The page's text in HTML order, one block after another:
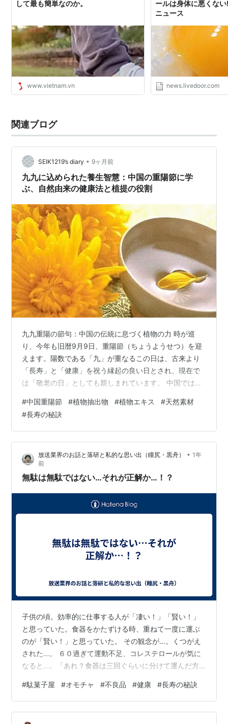
して最も簡単なのか。
www.vietnam.vn
ールは身体に悪くな
ニュース
news.livedoor.com
関連ブログ
SEIK1219’s diary • 9ヶ月前
九九に込められた養生智慧：中国の重陽節に学
ぶ、自然由来の健康法と植提の役割
九九重陽の節句：中国の伝統に息づく植物の力 時が巡
り、今年も旧暦9月9日、重陽節（ちょうようせつ）を迎
えます。陽数である「九」が重なるこの日は、古来より
「長寿」と「健康」を祝う縁起の良い日とされ、現在で
は「敬老の日」としても親しまれています。 中国では、
の習俗が根付いており、それは現代の植物抽出物（植提/
しょくてい）産業の根幹とも深く繋がっています。 重陽
節の由来と植物を活用した習俗 1. 登高（とうこう）：生
命力を高める儀式 重陽節の代表的な習俗は、家族や友人
と連れ立って小高い丘や山に登る「登高」です。これ
は、陽の気が高まる場所で邪気を払い、…
#中国重陽節 #植物抽出物 #植物エキス #天然素材
#長寿の秘訣
放送業界のお話と落研と私的な思い出（瞳尻・黒舟） • 1年
前
無駄は無駄ではない…それが正解か…！？
子供の頃。効率的に仕事する人が「凄い！」「賢い！」
と思っていた。食器をかたずける時、重ねて一度に運ぶ
のが「賢い！」と思っていた。 その観念が…。くつがえ
された…。 ６０過ぎて運動不足、コレステロールが気に
なると…。「あれ？食器は三回ぐらいに分けて運んだ方
濯物だって二度に分けて干したり、ハンガーを用意して
なくて取りに行ったりするのが運動不足には良いのだ。
昔「お馬鹿な主婦だな~」と思っていたサザエさん的な人
#駄菓子屋 #オモチャ #不良品 #健康 #長寿の秘訣